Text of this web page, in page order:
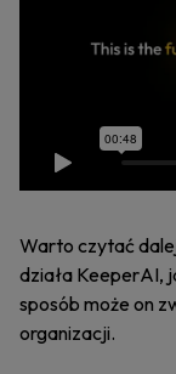
Warto czytać
działa KeeperAI,
sposób może on
organizacji.